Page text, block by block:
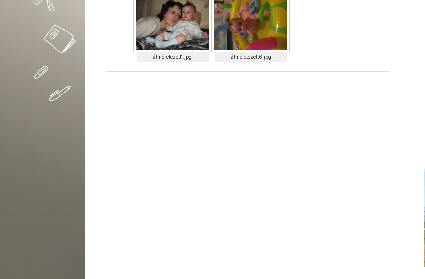
átméretezett1.jpg átméretezett6.jpg